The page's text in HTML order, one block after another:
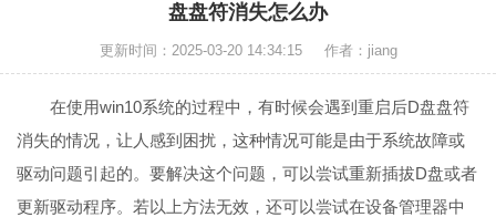
盘盘符消失怎么办
更新时间：2025-03-20 14:34:15 作者：jiang
在使用win10系统的过程中，有时候会遇到重启后D盘盘符
消失的情况，让人感到困扰，这种情况可能是由于系统故障或
驱动问题引起的。要解决这个问题，可以尝试重新插拔D盘或者
更新驱动程序。若以上方法无效，还可以尝试在设备管理器中